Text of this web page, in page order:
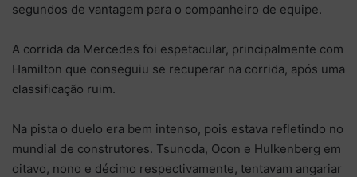
segundos de vantagem para o companheiro de equipe.
A corrida da Mercedes foi espetacular, principalmente com
Hamilton que conseguiu se recuperar na corrida, após uma
classificação ruim.
Na pista o duelo era bem intenso, pois estava refletindo no
mundial de construtores. Tsunoda, Ocon e Hulkenberg em
oitavo, nono e décimo respectivamente, tentavam angariar